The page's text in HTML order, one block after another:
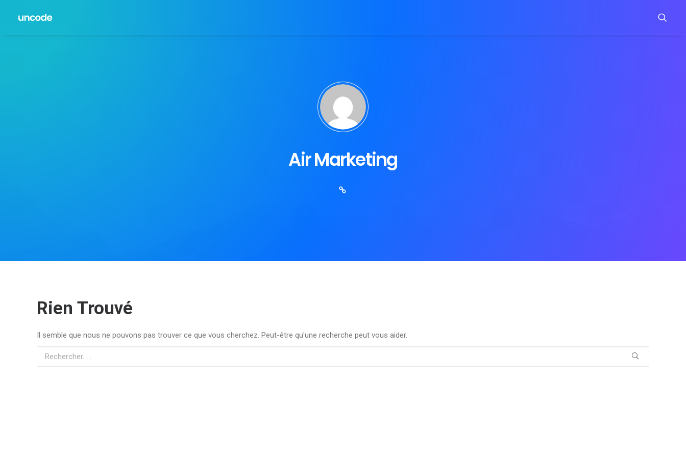
Air Marketing
Rien Trouvé
Il semble que nous ne pouvons pas trouver ce que vous cherchez. Peut-être qu'une recherche peut vous aider.